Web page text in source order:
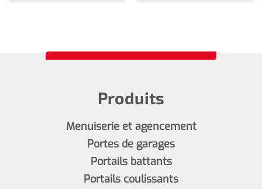
Produits
Menuiserie et agencement
Portes de garages
Portails battants
Portails coulissants